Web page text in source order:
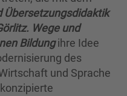
Übersetzungsdidaktik
Wege und
Bildung ihre Idee
des
und Sprache